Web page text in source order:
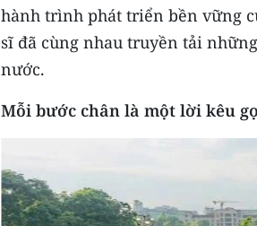
hành trình phát triển bền vững
sĩ đã cùng nhau truyền tải
nước.
Mỗi bước chân là một lời kêu